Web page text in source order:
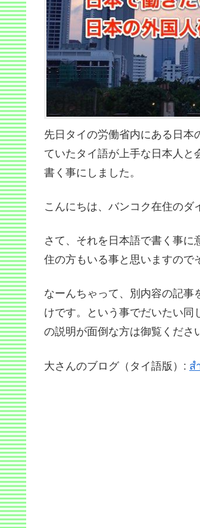
先日タイの労働省内にある日本
ていたタイ語が上手な日本人と
書く事にしました。
こんにちは、バンコク在住のダ
さて、それを日本語で書く事
住の方もいる事と思いますので
なーんちゃって、別内容の記事
けです。という事でだいたい同
の説明が面倒な方は御覧くださ
大さんのブログ（タイ語版）: ส